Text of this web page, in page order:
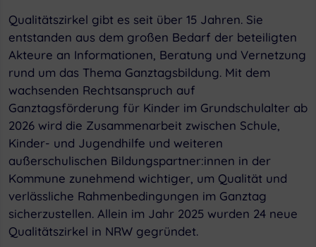
Qualitätszirkel gibt es seit über 15 Jahren. Sie
entstanden aus dem großen Bedarf der beteiligten
Akteure an Informationen, Beratung und Vernetzung
rund um das Thema Ganztagsbildung. Mit dem
wachsenden Rechtsanspruch auf
Ganztagsförderung für Kinder im Grundschulalter ab
2026 wird die Zusammenarbeit zwischen Schule,
Kinder- und Jugendhilfe und weiteren
außerschulischen Bildungspartner:innen in der
Kommune zunehmend wichtiger, um Qualität und
verlässliche Rahmenbedingungen im Ganztag
sicherzustellen. Allein im Jahr 2025 wurden 24 neue
Qualitätszirkel in NRW gegründet.